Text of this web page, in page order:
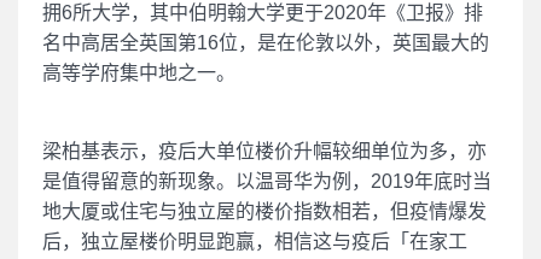
拥6所大学，其中伯明翰大学更于2020年《卫报》排
名中高居全英国第16位，是在伦敦以外，英国最大的
高等学府集中地之一。
梁柏基表示，疫后大单位楼价升幅较细单位为多，亦
是值得留意的新现象。以温哥华为例，2019年底时当
地大厦或住宅与独立屋的楼价指数相若，但疫情爆发
后，独立屋楼价明显跑赢，相信这与疫后「在家工